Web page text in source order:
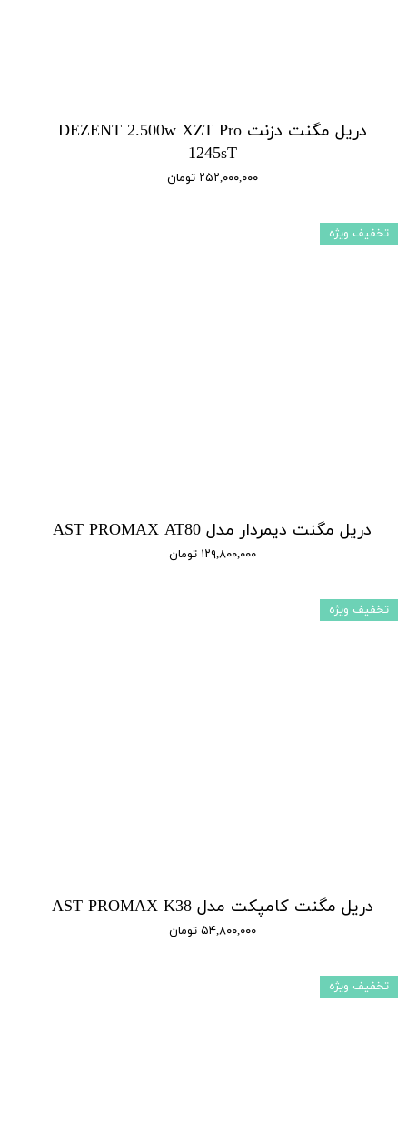
دریل مگنت دزنت DEZENT 2.500w XZT Pro
1245sT
۲۵۲,۰۰۰,۰۰۰ تومان
دریل مگنت دیمردار مدل AST PROMAX AT80
۱۲۹,۸۰۰,۰۰۰ تومان
تخفیف ویژه
دریل مگنت کامپکت مدل AST PROMAX K38
۵۴,۸۰۰,۰۰۰ تومان
تخفیف ویژه
تخفیف ویژه